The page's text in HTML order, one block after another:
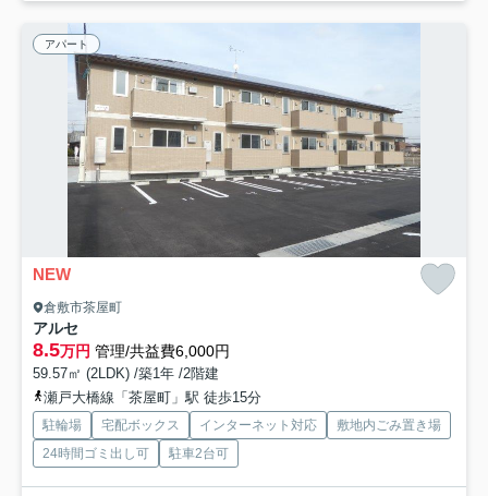
アパート
NEW
倉敷市茶屋町
アルセ
8.5万円 管理/共益費6,000円
59.57㎡ (2LDK) /築1年 /2階建
瀬戸大橋線「茶屋町」駅 徒歩15分
駐輪場 宅配ボックス インターネット対応
敷地内ごみ置き場
24時間ゴミ出し可
駐車2台可